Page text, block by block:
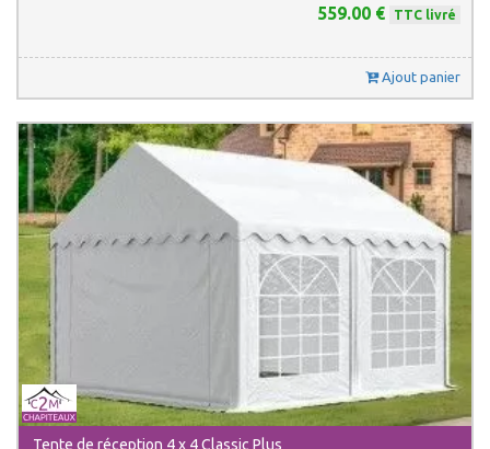
559.00 € TTC livré
Ajout panier
Tente de réception 4 x 4 Classic Plus